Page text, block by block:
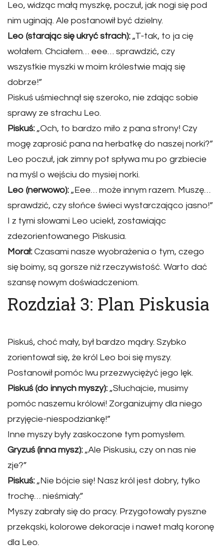
Leo, widząc małą myszkę, poczuł, jak nogi się pod
nim uginają. Ale postanowił być dzielny.
Leo (starając się ukryć strach): „T-tak, to ja cię
wołałem. Chciałem… eee… sprawdzić, czy
wszystkie myszki w moim królestwie mają się
dobrze!”
Piskuś uśmiechnął się szeroko, nie zdając sobie
sprawy ze strachu Leo.
Piskuś: „Och, to bardzo miło z pana strony! Czy
mogę zaprosić pana na herbatkę do naszej norki?”
Leo poczuł, jak zimny pot spływa mu po grzbiecie
na myśl o wejściu do mysiej norki.
Leo (nerwowo): „Eee… może innym razem. Muszę…
sprawdzić, czy słońce świeci wystarczająco jasno!”
I z tymi słowami Leo uciekł, zostawiając
zdezorientowanego Piskusia.
Morał: Czasami nasze wyobrażenia o tym, czego
się boimy, są gorsze niż rzeczywistość. Warto dać
szansę nowym doświadczeniom.
Rozdział 3: Plan Piskusia
Piskuś, choć mały, był bardzo mądry. Szybko
zorientował się, że król Leo boi się myszy.
Postanowił pomóc lwu przezwyciężyć jego lęk.
Piskuś (do innych myszy): „Słuchajcie, musimy
pomóc naszemu królowi! Zorganizujmy dla niego
przyjęcie-niespodziankę!”
Inne myszy były zaskoczone tym pomysłem.
Gryzuś (inna mysz): „Ale Piskusiu, czy on nas nie
zje?”
Piskuś: „Nie bójcie się! Nasz król jest dobry, tylko
trochę… nieśmiały.”
Myszy zabrały się do pracy. Przygotowały pyszne
przekąski, kolorowe dekoracje i nawet małą koronę
dla Leo.